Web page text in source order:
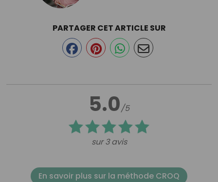
5.0/5
sur 3 avis
PARTAGER CET ARTICLE SUR
En savoir plus sur la méthode CROQ